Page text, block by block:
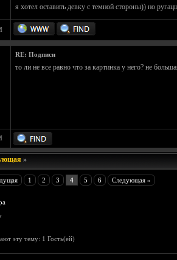
я хотел оставить девку с темной стороны)) но
RE: Подписи
то ли не все равно что за картинка у него? не
»
1 2 3 4 5 6 Следующая »
эту тему: 1 Гость(ей)